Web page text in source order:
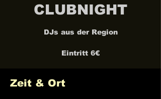
CLUBNIGHT
DJs aus der Region
Eintritt 6€
Zeit & Ort